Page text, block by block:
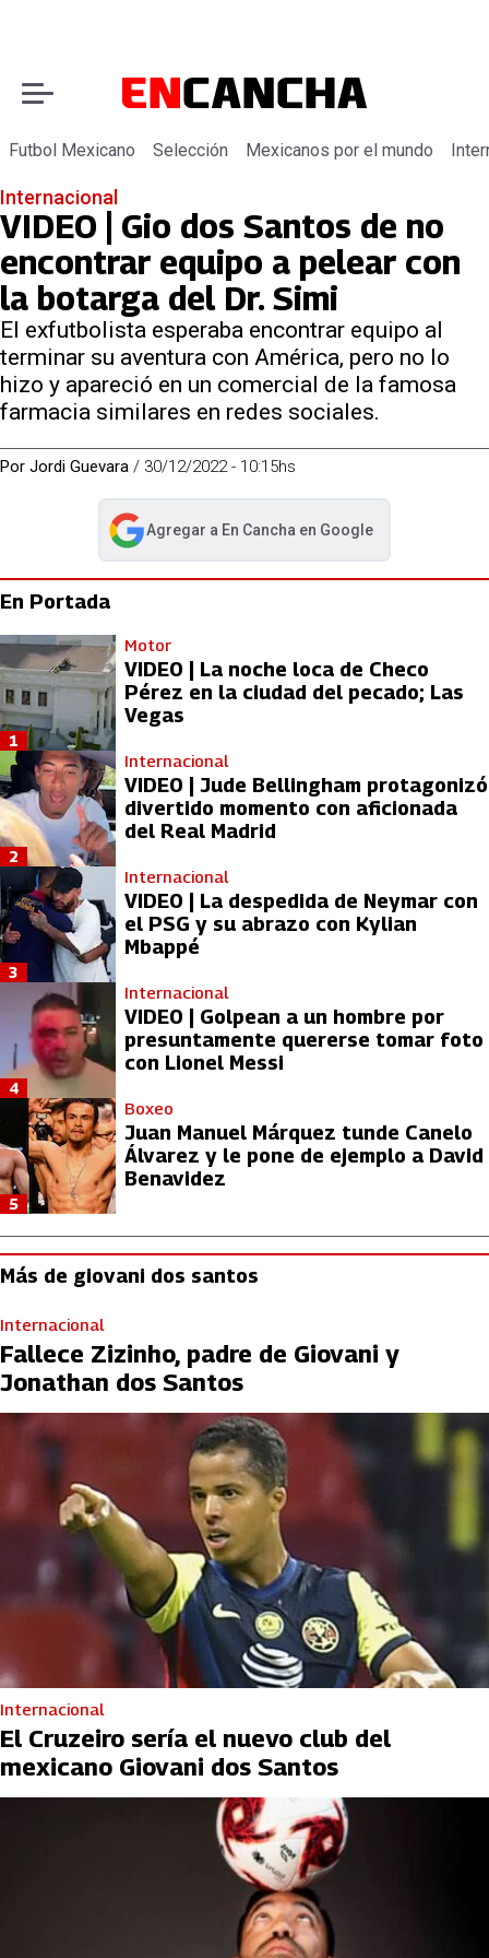
Futbol Mexicano Selección Mexicanos por el mundo
Internacional
VIDEO | Gio dos Santos de no
encontrar equipo a pelear con
la botarga del Dr. Simi
El exfutbolista esperaba encontrar equipo al
terminar su aventura con América, pero no lo
hizo y apareció en un comercial de la famosa
farmacia similares en redes sociales.
Por Jordi Guevara / 30/12/2022 - 10:15hs
Agregar a En Cancha en Google
abre en nueva pestaña
En Portada
Motor
VIDEO | La noche loca de Checo
Pérez en la ciudad del pecado; Las
Vegas
1
Internacional
VIDEO | Jude Bellingham protagonizó
divertido momento con aficionada
del Real Madrid
2
Internacional
VIDEO | La despedida de Neymar con
el PSG y su abrazo con Kylian
Mbappé
3
Internacional
VIDEO | Golpean a un hombre por
presuntamente quererse tomar foto
con Lionel Messi
4
Boxeo
Juan Manuel Márquez tunde Canelo
Álvarez y le pone de ejemplo a David
Benavidez
5
Más de giovani dos santos
Internacional
Fallece Zizinho, padre de Giovani y
Jonathan dos Santos
Internacional
El Cruzeiro sería el nuevo club del
mexicano Giovani dos Santos